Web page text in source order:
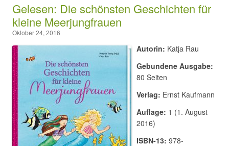
Gelesen: Die schönsten Geschichten für
kleine Meerjungfrauen
Oktober 24, 2016
Autorin: Katja Rau
Gebundene Ausgabe:
80 Seiten
Verlag: Ernst Kaufmann
Auflage: 1 (1. August
2016)
ISBN-13: 978-